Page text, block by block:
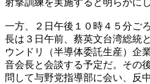
一方、２日午後１０時４５分ご
長は３日午前、蔡英文台湾総統
ウンドリ（半導体委託生産）企
音会長と会談する予定だ。その
問して与野党指導部に会い、反